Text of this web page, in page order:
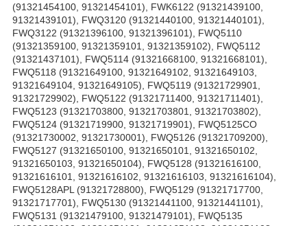
(91321454100, 91321454101), FWK6122 (91321439100,
91321439101), FWQ3120 (91321440100, 91321440101),
FWQ3122 (91321396100, 91321396101), FWQ5110
(91321359100, 91321359101, 91321359102), FWQ5112
(91321437101), FWQ5114 (91321668100, 91321668101),
FWQ5118 (91321649100, 91321649102, 91321649103,
91321649104, 91321649105), FWQ5119 (91321729901,
91321729902), FWQ5122 (91321711400, 91321711401),
FWQ5123 (91321703800, 91321703801, 91321703802),
FWQ5124 (91321719900, 91321719901), FWQ5125CO
(91321730002, 91321730001), FWQ5126 (91321709200),
FWQ5127 (91321650100, 91321650101, 91321650102,
91321650103, 91321650104), FWQ5128 (91321616100,
91321616101, 91321616102, 91321616103, 91321616104),
FWQ5128APL (91321728800), FWQ5129 (91321717700,
91321717701), FWQ5130 (91321441100, 91321441101),
FWQ5131 (91321479100, 91321479101), FWQ5135